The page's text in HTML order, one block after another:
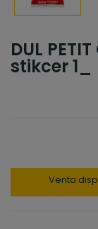
DUL
stikcer 1_
Venta